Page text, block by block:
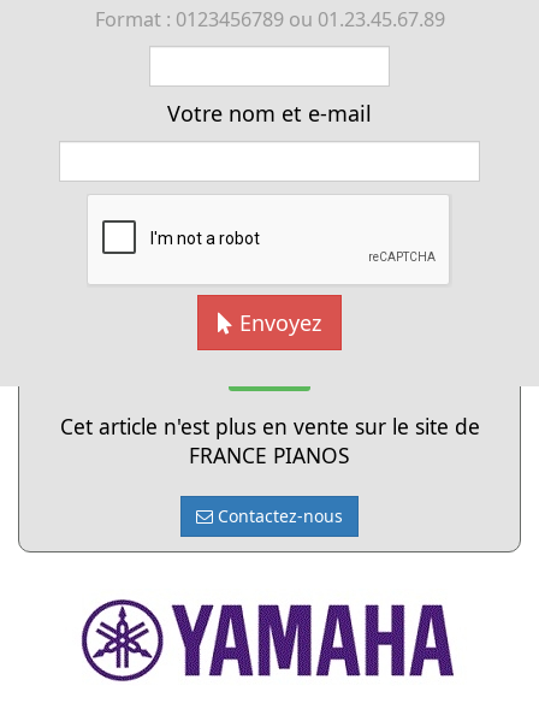
Cliquer pour agrandir
Cet article n'est plus en vente sur le site de
FRANCE PIANOS
Contactez-nous
Format : 0123456789 ou 01.23.45.67.89
Votre nom et e-mail
Envoyez